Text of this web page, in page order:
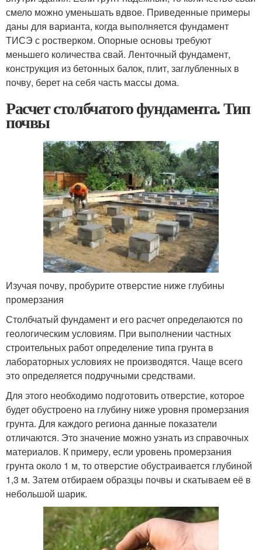
смело можно уменьшать вдвое. Приведенные примеры
даны для варианта, когда выполняется фундамент
ТИСЭ с ростверком. Опорные основы требуют
меньшего количества свай. Ленточный фундамент,
конструкция из бетонных балок, плит, заглубленных в
почву, берет на себя часть массы дома.
Расчет столбчатого фундамента. Тип
почвы
Изучая почву, пробурите отверстие ниже глубины
промерзания
Столбчатый фундамент и его расчет определаются по
геологическим условиям. При выполнении частных
строительных работ определение типа грунта в
лабораторных условиях не производятся. Чаще всего
это определяется подручными средствами.
Для этого необходимо подготовить отверстие, которое
будет обустроено на глубину ниже уровня промерзания
грунта. Для каждого региона данные показатели
отличаются. Это значение можно узнать из справочных
материалов. К примеру, если уровень промерзания
грунта около 1 м, то отверстие обустраивается глубиной
1,3 м. Затем отбираем образцы почвы и скатываем её в
небольшой шарик.